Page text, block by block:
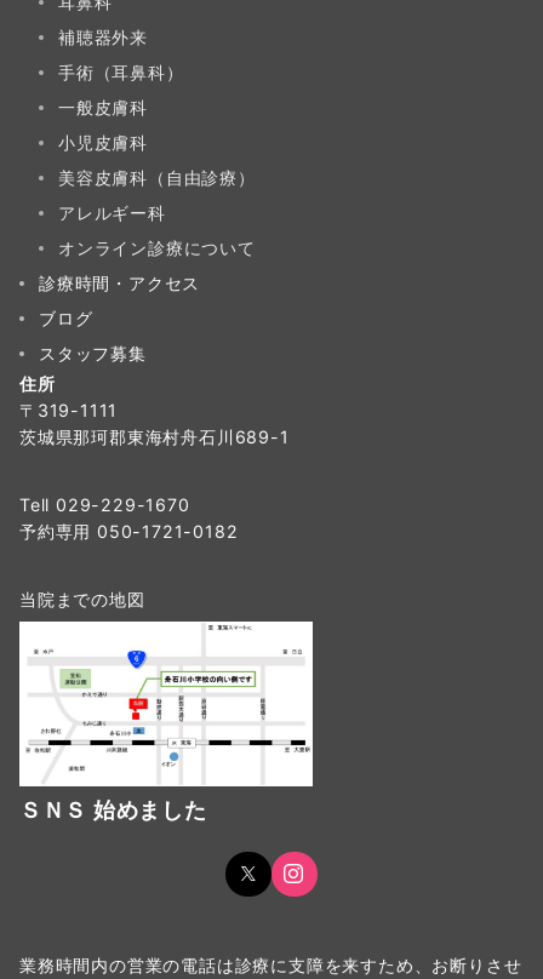
補聴器外来
手術（耳鼻科）
一般皮膚科
小児皮膚科
美容皮膚科（自由診療）
アレルギー科
オンライン診療について
診療時間・アクセス
ブログ
スタッフ募集
住所
〒319-1111
茨城県那珂郡東海村舟石川689-1
Tell 029-229-1670
予約専用 050-1721-0182
当院までの地図
ＳＮＳ 始めました
業務時間内の営業の電話は診療に支障を来すため、お断りさせ